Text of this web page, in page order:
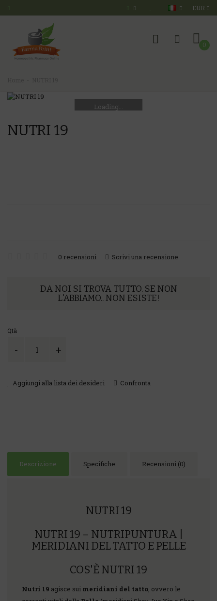
EUR
0
Loading...
NUTRI 19
0 recensioni Scrivi una recensione
DA NOI SI TROVA TUTTO. SE NON
L'ABBIAMO.. NON ESISTE!
Qtà
Aggiungi alla lista dei desideri Confronta
Descrizione Specifiche Recensioni (0)
NUTRI 19
NUTRI 19 – NUTRIPUNTURA |
MERIDIANI DEL TATTO E PELLE
COS'È NUTRI 19
Nutri 19 agisce sui meridiani del tatto, ovvero le